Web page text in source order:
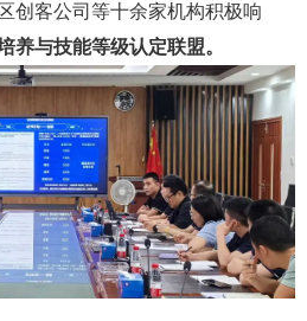
创客公司等十余家机构积极响
养与技能等级认定联盟。